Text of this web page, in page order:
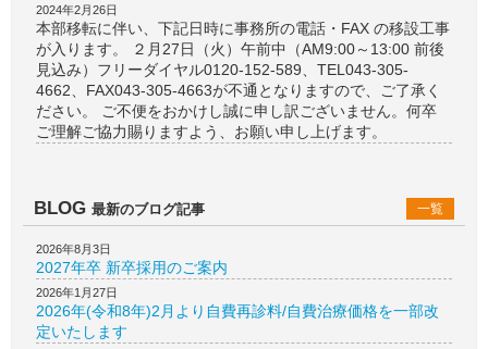
2024年2月26日
本部移転に伴い、下記日時に事務所の電話・FAX の移設工事
が入ります。 ２月27日（火）午前中（AM9:00～13:00 前後
見込み）フリーダイヤル0120-152-589、TEL043-305-
4662、FAX043-305-4663が不通となりますので、ご了承く
ださい。 ご不便をおかけし誠に申し訳ございません。何卒
ご理解ご協力賜りますよう、お願い申し上げます。
BLOG 最新のブログ記事 一覧
2026年8月3日
2027年卒 新卒採用のご案内
2026年1月27日
2026年(令和8年)2月より自費再診料/自費治療価格を一部改
定いたします